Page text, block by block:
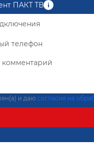
ПАКТ ТВ
и даю согласие на